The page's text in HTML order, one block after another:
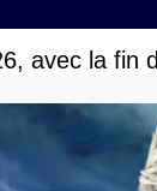
avec la fin